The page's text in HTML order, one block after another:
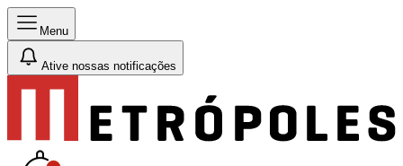
Menu
Ative nossas notificações